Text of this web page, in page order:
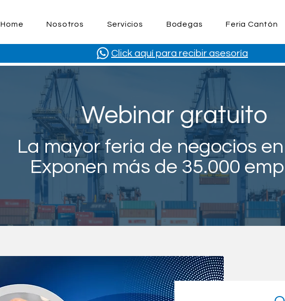
Home Nosotros Servicios Bodegas Feria Cantón
Click aquí para recibir asesoría
Webinar gratuito
La mayor feria de negocios
Exponen más de 35.000